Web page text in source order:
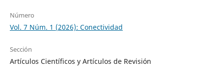
Número
Vol. 7 Núm. 1 (2026): Conectividad
Sección
Artículos Científicos y Artículos de Revisión